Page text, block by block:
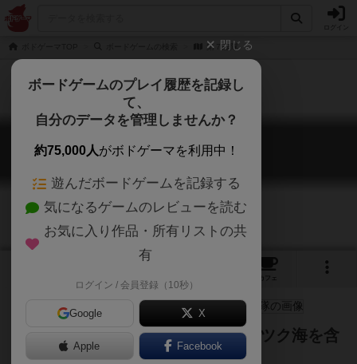
第７艦隊
第７艦隊
7th Fleet
カフェ
<Fleet>シリーズの第三弾はオホーツク海を含
む東太平洋
閉じる
ボードゲームのプレイ履歴を記録し
て、
自分のデータを管理しませんか？
約75,000人がボドゲーマを利用中！
遊んだボードゲームを記録する
気になるゲームのレビューを読む
お気に入り作品・所有リストの共
有
ログイン / 会員登録（10秒）
Google X
Apple Facebook